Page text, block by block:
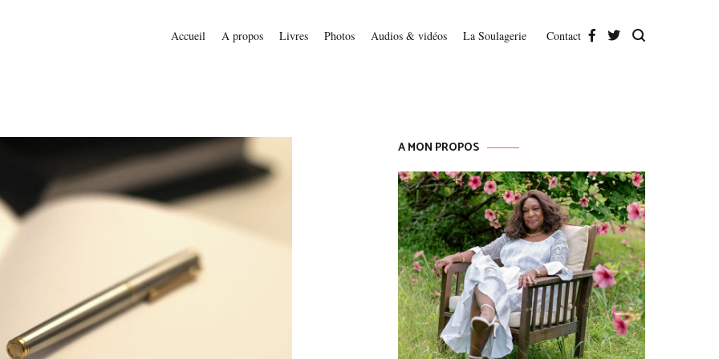
Accueil A propos Livres Photos Audios & vidéos La Soulagerie Contact
A MON PROPOS